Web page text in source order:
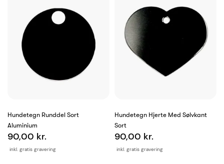
Hundetegn Runddel Sort
Aluminium
inkl. gratis gravering
90,00 kr.
Hundetegn Hjerte Med Sølvkant
Sort
inkl. gratis gravering
90,00 kr.